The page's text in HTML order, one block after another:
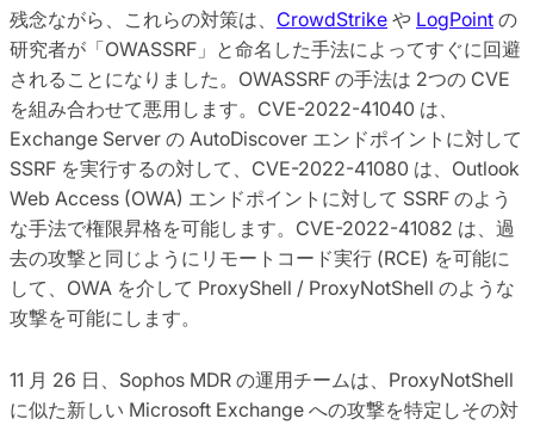
残念ながら、これらの対策は、 CrowdStrike や LogPoint の
研究者が「OWASSRF」と命名した手法によってすぐに回避
されることになりました。OWASSRF の手法は 2つの CVE
を組み合わせて悪用します。CVE-2022-41040 は、
Exchange Server の AutoDiscover エンドポイントに対して
SSRF を実行するの対して、CVE-2022-41080 は、Outlook
Web Access (OWA) エンドポイントに対して SSRF のよう
な手法で権限昇格を可能します。CVE-2022-41082 は、過
去の攻撃と同じようにリモートコード実行 (RCE) を可能に
して、OWA を介して ProxyShell / ProxyNotShell のような
攻撃を可能にします。
11 月 26 日、Sophos MDR の運用チームは、ProxyNotShell
に似た新しい Microsoft Exchange への攻撃を特定しその対